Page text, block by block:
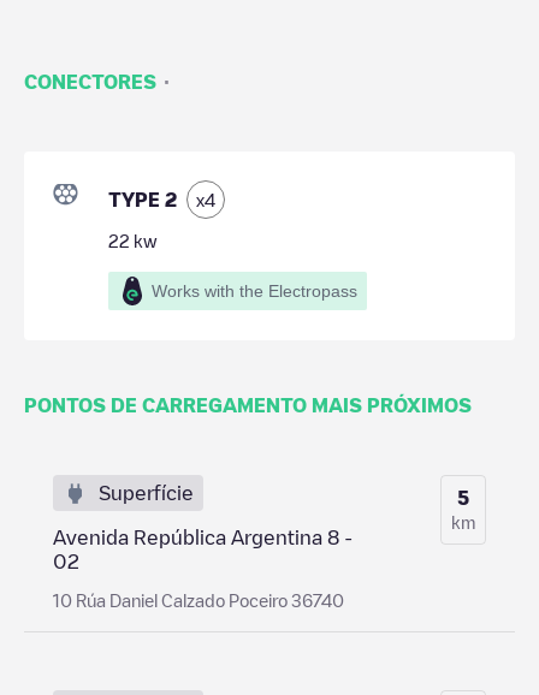
CONECTORES ·
TYPE 2 x4
22 kw
Works with the Electropass
PONTOS DE CARREGAMENTO MAIS PRÓXIMOS
Superfície
Avenida República Argentina 8 -
02
10 Rúa Daniel Calzado Poceiro 36740
5
km